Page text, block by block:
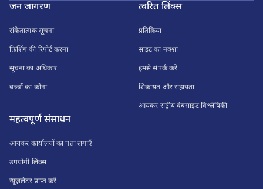
जन जागरण
संकेतात्मक सूचना
फ़िशिंग की रिपोर्ट करना
सूचना का अधिकार
बच्चों का कोना
त्वरित लिंक्स
प्रतिक्रिया
साइट का नक्शा
हमसे संपर्क करें
शिकायत और सहायता
आयकर राष्ट्रीय वेबसाइट विश्लेषिकी
महत्वपूर्ण संसाधन
आयकर कार्यालयों का पता लगाएँ
उपयोगी लिंक्स
न्यूज़लेटर प्राप्त करें